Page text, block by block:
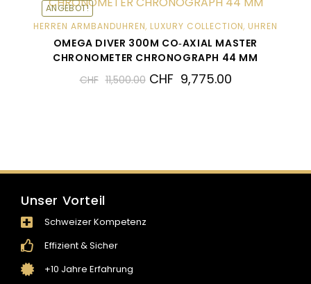
ANGEBOT!
HERREN ARMBANDUHREN, LUXURY COLLECTION, UHREN
OMEGA DIVER 300M CO‑AXIAL MASTER
CHRONOMETER CHRONOGRAPH 44 MM
CHF 11,500.00 CHF 9,775.00
Unser Vorteil
Schweizer Kompetenz
Effizient & Sicher
+10 Jahre Erfahrung